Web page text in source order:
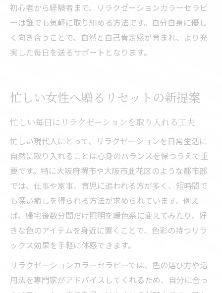
初心者から経験者まで、リラクゼーションカラーセラピ
ーは誰でも気軽に取り組める方法です。自分自身に優し
く向き合うことで、自然と自己肯定感が育まれ、より充
実した毎日を送るサポートとなります。
忙しい女性へ贈るリセットの新提案
忙しい毎日にリラクゼーションを取り入れる工夫
忙しい現代人にとって、リラクゼーションを日常生活に
自然に取り入れることは心身のバランスを保つうえで重
要です。特に大阪府堺市や大阪市此花区のような都市部
では、仕事や家事、育児に追われる方が多く、短時間で
も深い癒しを得られる方法が求められています。例え
ば、帰宅後数分間だけ照明を暖色系に変えてみたり、好
きな色のアイテムを身近に置くことで、色彩の持つリラ
ックス効果を手軽に体感できます。
リラクゼーションカラーセラピーでは、色の選び方や活
用法を専門家がアドバイスしてくれるため、自分に合っ